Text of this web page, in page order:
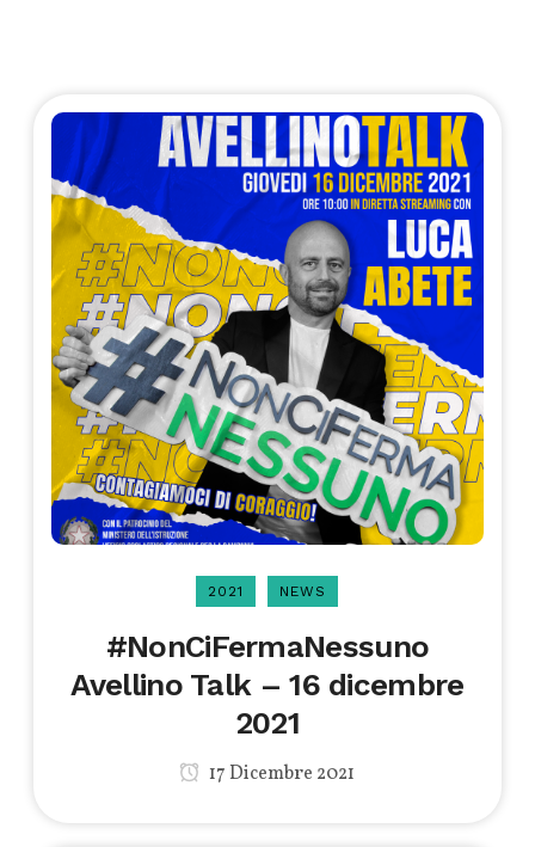
2021 NEWS
#NonCiFermaNessuno
Avellino Talk – 16 dicembre
2021
17 Dicembre 2021